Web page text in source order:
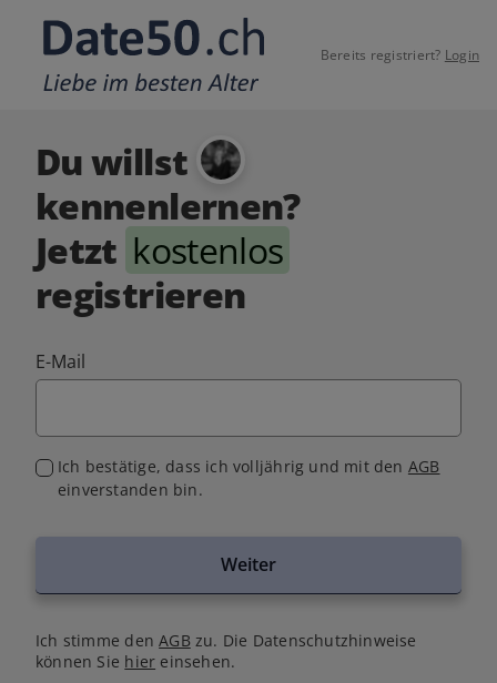
Bereits registriert? Login
Du willst
kennenlernen?
Jetzt kostenlos
registrieren
E-Mail
Ich bestätige, dass ich volljährig und mit den AGB
einverstanden bin.
Weiter
Ich stimme denAGB zu. Die Datenschutzhinweise
können Sie hier einsehen.